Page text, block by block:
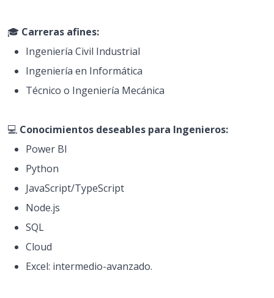
🎓 Carreras afines:
Ingeniería Civil Industrial
Ingeniería en Informática
Técnico o Ingeniería Mecánica
💻 Conocimientos deseables para Ingenieros:
Power BI
Python
JavaScript/TypeScript
Node.js
SQL
Cloud
Excel: intermedio-avanzado.